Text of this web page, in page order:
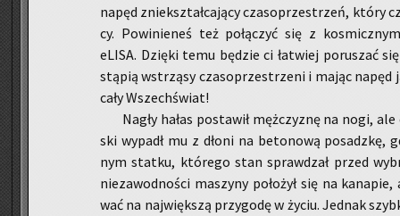
napęd znie­kształ­ca­ją­cy cza­so­prze­strzeń, który
cy. Po­wi­nie­neś też po­łą­czyć się z
eLISA. Dzię­ki temu bę­dzie ci ła­twiej po­ru­szać
stą­pią wstrzą­sy cza­so­prze­strze­ni i mając napęd
cały Wszech­świat!
Nagły hałas po­sta­wił męż­czy­znę na nogi,
ski wy­padł mu z dłoni na be­to­no­wą po­sadz­kę,
nym stat­ku, któ­re­go stan spraw­dzał przed
nie­za­wod­no­ści ma­szy­ny po­ło­żył się na
wać na naj­więk­szą przy­go­dę w życiu. Jed­nak